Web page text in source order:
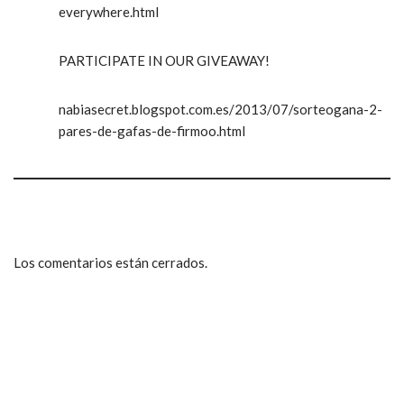
everywhere.html
PARTICIPATE IN OUR GIVEAWAY!
nabiasecret.blogspot.com.es/2013/07/sorteogana-2-
pares-de-gafas-de-firmoo.html
Los comentarios están cerrados.